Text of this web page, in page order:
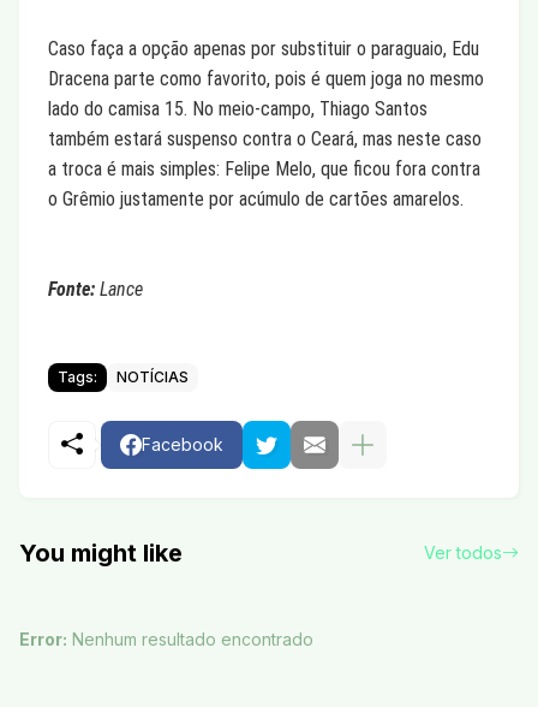
Caso faça a opção apenas por substituir o paraguaio, Edu
Dracena parte como favorito, pois é quem joga no mesmo
lado do camisa 15. No meio-campo, Thiago Santos
também estará suspenso contra o Ceará, mas neste caso
a troca é mais simples: Felipe Melo, que ficou fora contra
o Grêmio justamente por acúmulo de cartões amarelos.
Fonte: Lance
Tags: NOTÍCIAS
Facebook
You might like Ver todos
Error: Nenhum resultado encontrado